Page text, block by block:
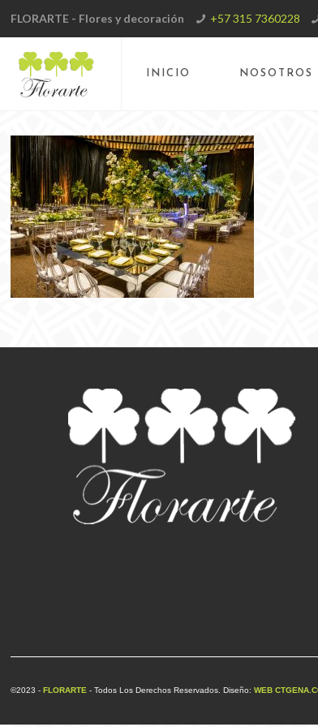
FLORARTE - Flores y decoración +57 315 7360228
INICIO NOSOTROS
©2023 -FLORARTE - Todos Los Derechos Reservados. Diseño:WEB